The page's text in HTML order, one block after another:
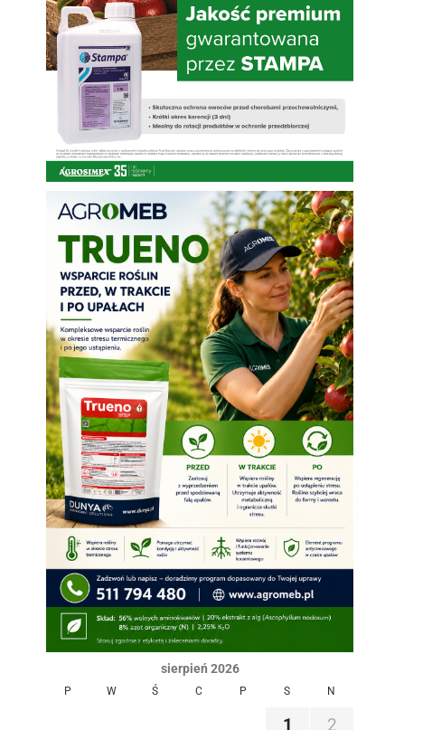
sierpień 2026
P W Ś C P S N
1
2